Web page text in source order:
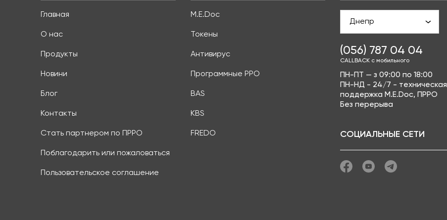
Главная
О нас
Продукты
Новини
Блог
Контакты
Стать партнером по ПРРО
Поблагодарить или пожаловаться
Пользовательское соглашение
M.E.Doc
Токены
Антивирус
Программные РРО
BAS
KBS
FREDO
Днепр
(056) 787 04 04
CALLBACK с мобильного
ПН-ПТ — з 09:00 по 18:00
ПН-НД - 24/7 - техническая
поддержка M.E.Doc, ПРРО
Без перерыва
СОЦИАЛЬНЫЕ СЕТИ